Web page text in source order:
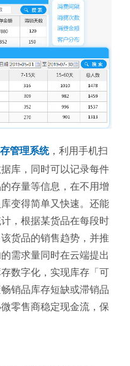
管理系统，利用手机扫
库，同时可以记录每件
存量等信息，在不用增
变得简单又快速。还能
，根据某货品在每段时
货品的销售趋势，并推
需求量同时在云端提出
数字化，实现库存「可
销品库存短缺或滞销品
零售商稳定现金流，保